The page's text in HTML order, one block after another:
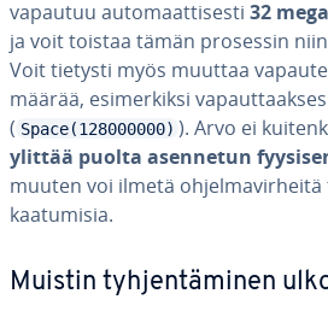
vapautuu au­to­maat­ti­ses­ti 32
ja voit toistaa tämän prosessin
Voit tietysti myös muuttaa
määrää, esi­mer­kik­si
( Space(128000000) ). Arvo ei
ylittää puolta asennetun
muuten voi ilmetä
kaa­tu­mi­sia.
Muistin tyh­jen­tä­mi­nen